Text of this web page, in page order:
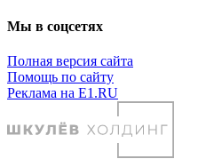
Мы в соцсетях
Полная версия сайта
Помощь по сайту
Реклама на E1.RU